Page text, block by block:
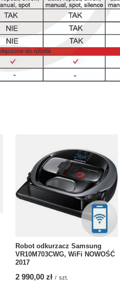
Robot odkurzacz Samsung
VR10M703CWG, WiFi NOWOŚĆ
2017
2 990,00 zł / szt.